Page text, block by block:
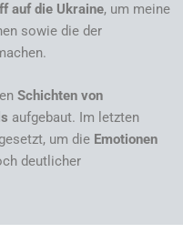
auf die Ukraine, um meine
sowie die der
Schichten von
aufgebaut. Im letzten
um die Emotionen
deutlicher